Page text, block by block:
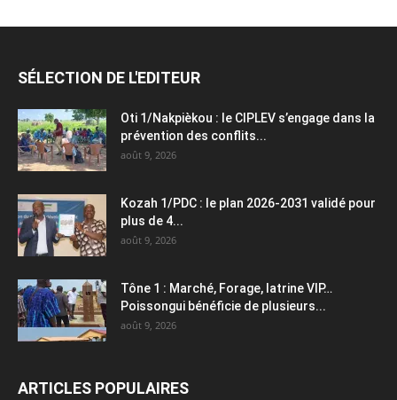
SÉLECTION DE L'EDITEUR
Oti 1/Nakpièkou : le CIPLEV s’engage dans la
prévention des conflits...
août 9, 2026
Kozah 1/PDC : le plan 2026-2031 validé pour
plus de 4...
août 9, 2026
Tône 1 : Marché, Forage, latrine VIP…
Poissongui bénéficie de plusieurs...
août 9, 2026
ARTICLES POPULAIRES